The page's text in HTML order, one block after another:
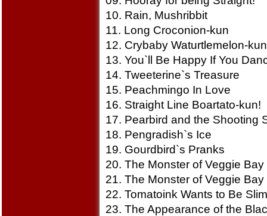
10. Rain, Mushribbit
11. Long Croconion-kun
12. Crybaby Waturtlemelon-kun
13. You`ll Be Happy If You
14. Tweeterine`s Treasure
15. Peachmingo In Love
16. Straight Line Boartato-kun!
17. Pearbird and the Shooting
18. Pengradish`s Ice
19. Gourdbird`s Pranks
20. The Monster of Veggie Bay
21. The Monster of Veggie Bay
22. Tomatoink Wants to Be Slim
23. The Appearance of the